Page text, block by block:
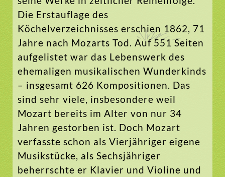
Die Erstauflage des
Köchelverzeichnisses erschien 1862, 71
Jahre nach Mozarts Tod. Auf 551 Seiten
aufgelistet war das Lebenswerk des
ehemaligen musikalischen Wunderkinds
– insgesamt 626 Kompositionen. Das
sind sehr viele, insbesondere weil
Mozart bereits im Alter von nur 34
Jahren gestorben ist. Doch Mozart
verfasste schon als Vierjähriger eigene
Musikstücke, als Sechsjähriger
beherrschte er Klavier und Violine und